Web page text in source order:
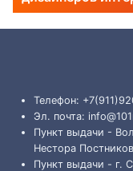
Телефон:
Эл. почта:
Пункт выдачи -
Нестора
Пункт выдачи - г.